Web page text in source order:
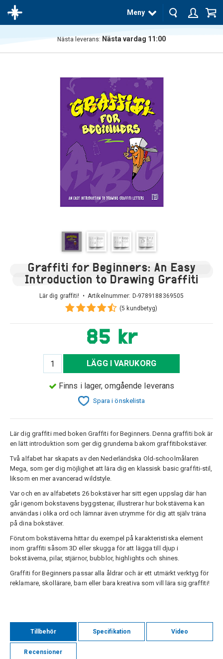
Meny
Nästa leverans: Nästa vardag 11:00
Graffiti for Beginners: An Easy
Introduction to Drawing Graffiti
Lär dig graffiti! • Artikelnummer: D-9789188369505
(5 kundbetyg)
85 kr
LÄGG I VARUKORG
Finns i lager, omgående leverans
Spara i önskelista
Lär dig graffiti med boken Graffiti for Beginners. Denna graffiti bok är
en lätt introduktion som ger dig grunderna bakom graffitibokstäver.
Två alfabet har skapats av den Nederländska Old-schoolmålaren
Mega, som ger dig möjlighet att lära dig en klassisk basic graffiti-stil,
liksom en mer avancerad wildstyle.
Var och en av alfabetets 26 bokstäver har sitt egen uppslag där han
går igenom bokstavens byggstenar, illustrerar hur bokstäverna kan
användas i olika ord och lämnar även utrymme för dig att själv träna
på dina bokstäver.
Förutom bokstäverna hittar du exempel på karakteristiska element
inom graffiti såsom 3D eller skugga för att lägga till djup i
bokstäverna, pilar, stjärnor, bubblor, highlights och shines.
Graffiti for Beginners passar alla åldrar och är ett utmärkt verktyg för
reklamare, skollärare, barn eller bara kreativa som vill lära sig graffiti!
Tillbehör Specifikation Video
Recensioner